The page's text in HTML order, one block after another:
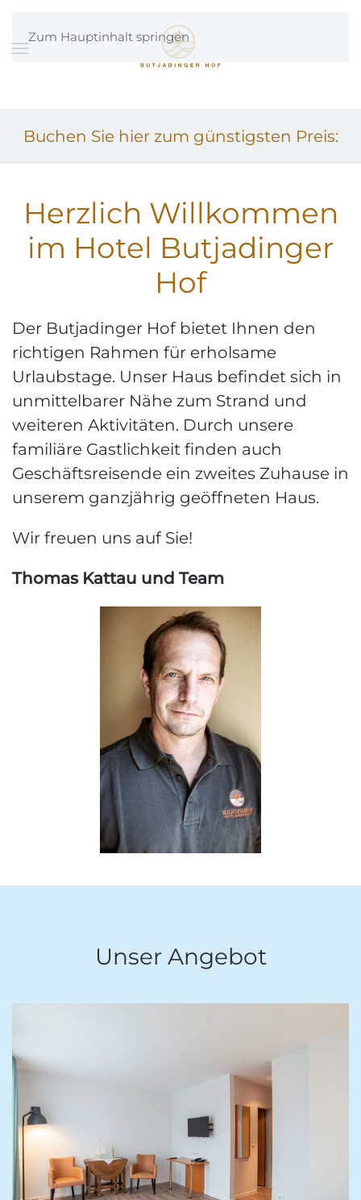
Zum Hauptinhalt springen
Buchen Sie hier zum günstigsten Preis:
Herzlich Willkommen
im Hotel Butjadinger
Hof
Der Butjadinger Hof bietet Ihnen den
richtigen Rahmen für erholsame
Urlaubstage. Unser Haus befindet sich in
unmittelbarer Nähe zum Strand und
weiteren Aktivitäten. Durch unsere
familiäre Gastlichkeit finden auch
Geschäftsreisende ein zweites Zuhause in
unserem ganzjährig geöffneten Haus.
Wir freuen uns auf Sie!
Thomas Kattau und Team
Unser Angebot